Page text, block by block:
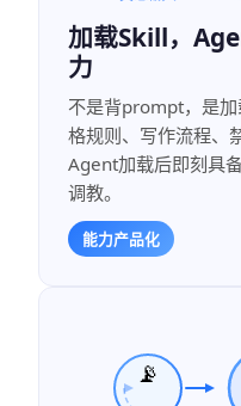
加载Skill，
力
不是背prompt，是
格规则、写作流程、
Agent加载后即刻具
调教。
能力产品化